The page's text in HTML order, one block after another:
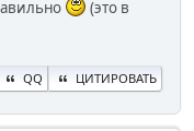
(это в
QQ ЦИТИРОВАТЬ